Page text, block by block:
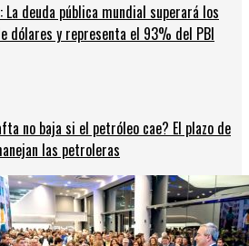
La deuda pública mundial superará los
dólares y representa el 93% del PBI
no baja si el petróleo cae? El plazo de
las petroleras